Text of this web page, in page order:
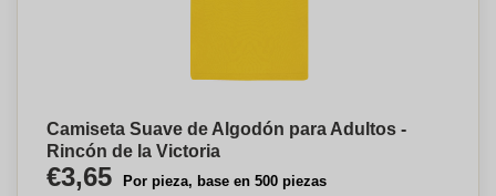
Camiseta Suave de Algodón para Adultos -
Rincón de la Victoria
€3,65 Por pieza, base en 500 piezas